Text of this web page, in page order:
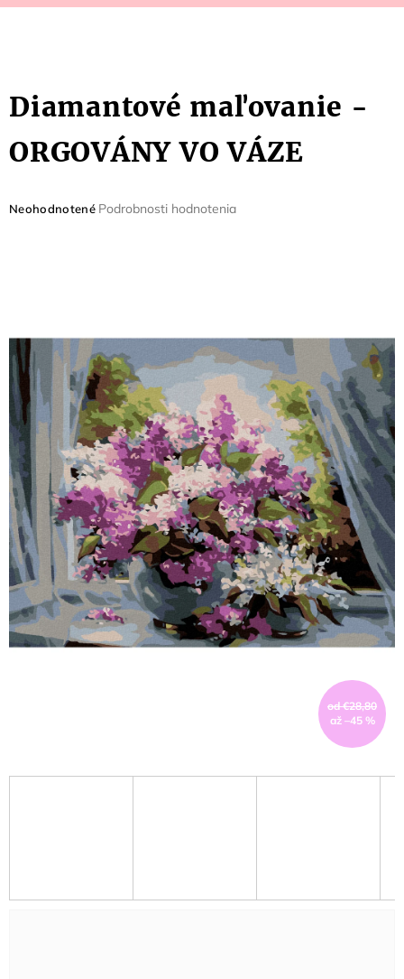
Diamantové maľovanie -
ORGOVÁNY VO VÁZE
Priemerné
Neohodnotené Podrobnosti hodnotenia
od €28,80
až –45 %